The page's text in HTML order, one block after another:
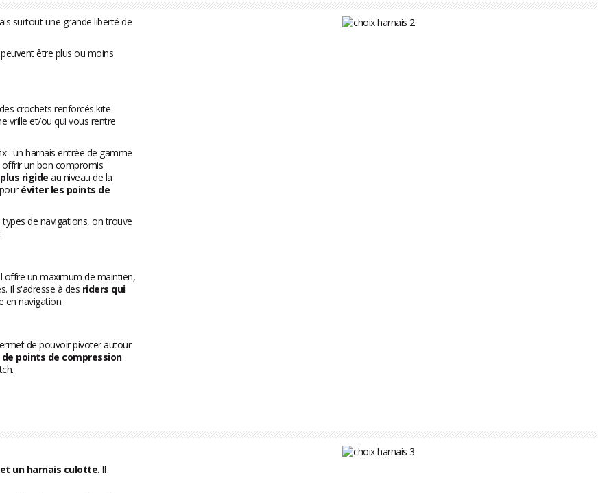
surtout une grande liberté de
être plus ou moins
crochets renforcés kite
vrille et/ou qui vous rentre
: un harnais entrée de gamme
offrir un bon compromis
rigide au niveau de la
éviter les points de
de navigations, on trouve
offre un maximum de maintien,
Il s'adresse à des riders qui
en navigation.
de pouvoir pivoter autour
points de compression
un harnais culotte. Il